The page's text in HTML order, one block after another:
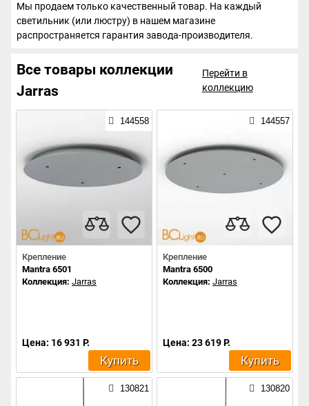
Мы продаем только качественный товар. На каждый
светильник (или люстру) в нашем магазине
распространяется гарантия завода-производителя.
Все товары коллекции
Jarras
Перейти в
коллекцию
144558
Крепление
Mantra 6501
Коллекция: Jarras
Цена: 16 931 Р.
Купить
144557
Крепление
Mantra 6500
Коллекция: Jarras
Цена: 23 619 Р.
Купить
130821 130820